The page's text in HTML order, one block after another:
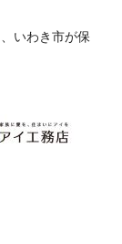
いわき市が保